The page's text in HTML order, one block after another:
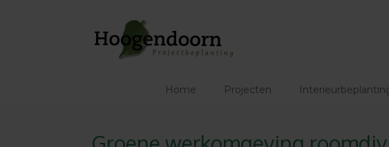
Home Projecten